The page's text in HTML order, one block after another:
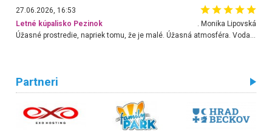
27.06.2026, 16:53
Letné kúpalisko Pezinok
. Monika Lipovská
Úžasné prostredie, napriek tomu, že je malé. Úžasná atmosféra. Voda fantastická a nádherná. Ľudí je pomerne veľa, ale su mili a ohľaduplní. Je veľmi zaujímavé sledovať, ako dokážu spolu športovať cudzí ľudia a bez ohľadu na vek. Vládne tu pohoda. Vnuka neviem dostať z vody. Ďakujem za krásny deň . Urcite sa sem vrátim. Jediný problém je s parkovaním, ale aj ten sa mi podarilo vyriešiť. Monika Bratislava
Partneri